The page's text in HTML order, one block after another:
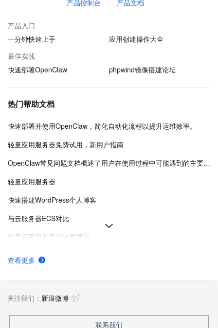
产品控制台 产品文档
产品入门
一分钟快速上手
应用创建操作大全
最佳实践
快速部署OpenClaw
phpwind镜像搭建论坛
热门帮助文档
快速部署并使用OpenClaw，简化自动化流程以提升运维效率。
轻量应用服务器免费试用，新用户指南
OpenClaw常见问题文档概述了用户在使用过程中可能遇到的主要问题及其解决方案。
轻量应用服务器
快速搭建WordPress个人博客
与云服务器ECS对比
轻量应用服务器的计费规则
创建轻量应用服务器
轻量应用服务器新手指引
查看更多
关注我们： 新浪微博
联系我们